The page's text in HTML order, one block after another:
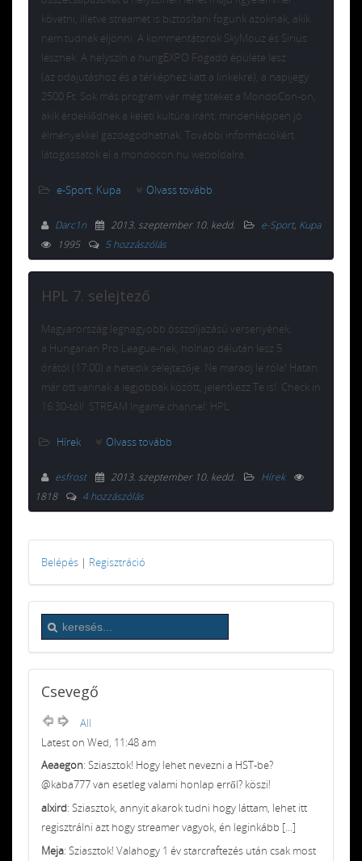
követni, illetve streamet is biztosítani fogunk azoknak, akik
nem tudnak eljönni. A kommentátorok SkyMouz és Sirius
lesznek. A helyszín a hungEXPO Fogadó épülete lesz
(az odajutáshoz és a térképhez katt a linkekre), a napijegy
2500 Ft. Sok más program vár még titeket a MondoCon-on,
akik érdeklődnek a keleti kultúra iránt, mindenképpen jó
élményekkel gazdagodhatnak. További információkért
látogassatok el a mondocon.hu weboldalra.
e-Sport, Kupa Olvass tovább
Darc1n 2013. szeptember 10. kedd. e-Sport, Kupa
1995
5 hozzászólás
HPL 7. selejtező
Magyarország legnagyobb összdíjazású versenyének,
a Hungarian Pro League-nek, holnap délután lesz 5
órától (17:00) a hetedik selejtezője. Ne maradj le róla! Hatan
már ott vannak a legjobbak között, jelentkezz Te is! Check in
16:30-tól! STREAM Ingame channel: HPL
Hírek Olvass tovább
esfrost 2013. szeptember 10. kedd.
Hírek
1818
4 hozzászólás
Belépés | Regisztráció
Csevegő
All
Latest on Wed, 11:48 am
Aeaegon: Sziasztok! Hogy lehet nevezni a HST-be?
@kaba777 van esetleg valami honlap erről? köszi!
alxird: Sziasztok, annyit akarok tudni hogy láttam, lehet itt
regisztrálni azt hogy streamer vagyok, én leginkább [...]
Meja: Sziasztok! Valahogy 1 év starcraftezés után csak most